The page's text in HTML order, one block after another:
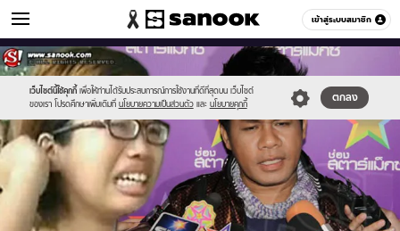
เข้าสู่ระบบสมาชิก
ข่าวบันเทิง หมวดอื่นๆ
เว็บไซต์นี้ใช้คุกกี้ เพื่อให้ท่านได้รับประสบการณ์การใช้งานที่ดีที่สุดบน เว็บไซต์
ของเรา โปรดศึกษาเพิ่มเติมที่ นโยบายความเป็นส่วนตัว และ นโยบายคุกกี้
ตกลง
Sanook
//s.isanook.com/sr/0/images/logo-
new-
sanook.png
600
60
//s.isanook.com/ns/0/ud/240/1200118/untitled-
1_copy.jpg